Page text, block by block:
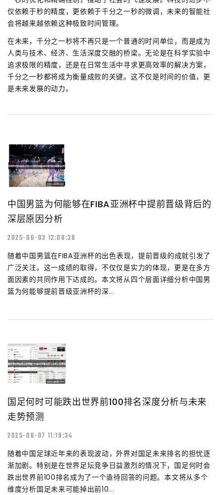
仅依赖于秒的精度，更依赖于千分之一秒的微调，未来的智能社
会将越来越依赖这种极致时间管理。
在未来，千分之一秒将不再只是一个普通的时间单位，而是成为
人类与技术、经济、生活深度交融的桥梁。无论是在科学实验中
追求极限的精度，还是在日常生活中寻求更高效率的解决方案，
千分之一秒都将成为衡量成败的关键。这不仅是时间的价值，更
是未来发展的动力。
中国男篮为何能够在FIBA亚洲杯中提前晋级背后的
深层原因分析
2025-06-03 12:08:38
随着中国男篮在FIBA亚洲杯的出色表现，提前晋级的成就引发了
广泛关注。这一成绩的取得，不仅仅是实力的体现，更是在多方
面因素的共同作用下达成的。本文将从四个层面详细分析中国男
篮为何能够提前晋级亚洲杯的深...
国足何时可能跌出世界前100排名深度分析与未来
走势预测
2025-06-07 11:19:34
随着中国足球近年来的表现波动，外界对国足未来排名的担忧逐
渐加剧。特别是在世界足坛竞争日益激烈的情况下，国足何时会
跌出世界前100排名成为了一个亟待回答的问题。本文将从多个
维度分析国足未来可能掉出前10...